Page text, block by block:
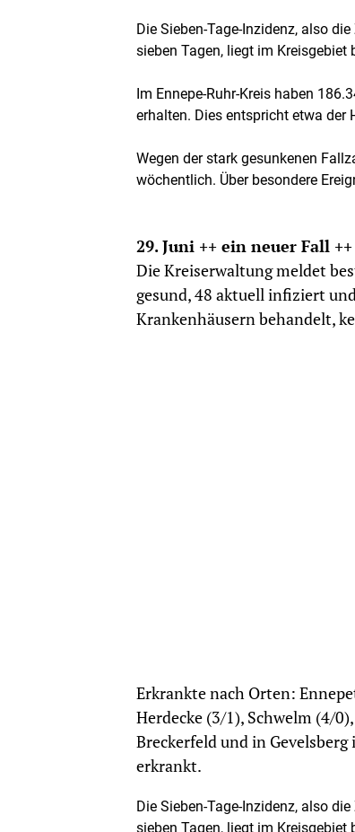
Die Sieben-Tage-Inzidenz, also
sieben Tagen, liegt im Kreisgebiet
Im Ennepe-Ruhr-Kreis haben
erhalten. Dies entspricht etwa der
Wegen der stark gesunkenen
wöchentlich. Über besondere
29. Juni ++ ein neuer Fall
Die Kreiserwaltung meldet
gesund, 48 aktuell infiziert
Krankenhäusern behandelt,
Erkrankte nach Orten:
Herdecke (3/1), Schwelm (4/
Breckerfeld und in
erkrankt.
Die Sieben-Tage-Inzidenz, also
sieben Tagen, liegt im Kreisgebiet